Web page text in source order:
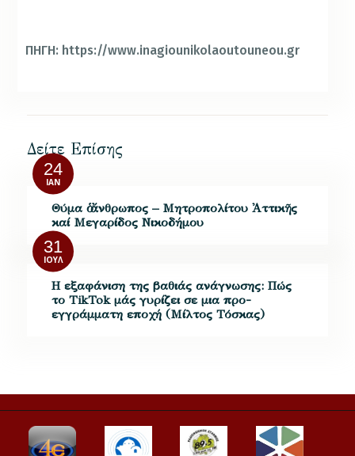
ΠΗΓΗ: https://www.inagiounikolaoutouneou.gr
Δείτε Επίσης
24
ΙΑΝ
Θύμα ὁ ἄνθρωπος – Μητροπολίτου Ἀττικῆς
καί Μεγαρίδος Νικοδήμου
31
ΙΟΎΛ
Η εξαφάνιση της βαθιάς ανάγνωσης: Πώς
το TikTok μάς γυρίζει σε μια προ-
εγγράμματη εποχή (Μίλτος Τόσκας)